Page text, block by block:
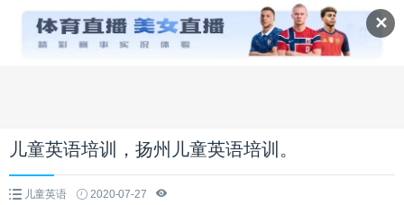
✕
儿童英语培训，扬州儿童英语培训。
儿童英语 2020-07-27